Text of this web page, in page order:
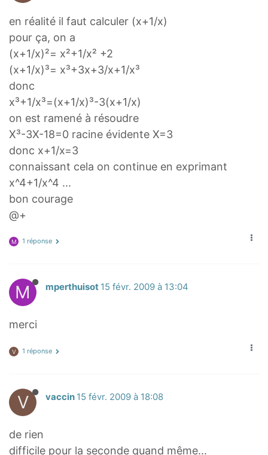
en réalité il faut calculer (x+1/x)
pour ça, on a
(x+1/x)²= x²+1/x² +2
(x+1/x)³= x³+3x+3/x+1/x³
donc
x³+1/x³=(x+1/x)³-3(x+1/x)
on est ramené à résoudre
X³-3X-18=0 racine évidente X=3
donc x+1/x=3
connaissant cela on continue en exprimant
x^4+1/x^4 ...
bon courage
@+
M 1 réponse
M mperthuisot 15 févr. 2009 à 13:04
merci
V 1 réponse
V vaccin 15 févr. 2009 à 18:08
de rien
difficile pour la seconde quand même...